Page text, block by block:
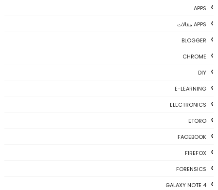
APPS
APPS مقالات
BLOGGER
CHROME
DIY
E-LEARNING
ELECTRONICS
ETORO
FACEBOOK
FIREFOX
FORENSICS
GALAXY NOTE 4